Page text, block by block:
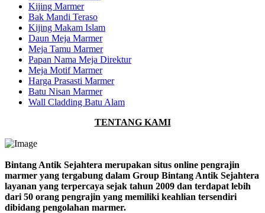
Kijing Marmer
Bak Mandi Teraso
Kijing Makam Islam
Daun Meja Marmer
Meja Tamu Marmer
Papan Nama Meja Direktur
Meja Motif Marmer
Harga Prasasti Marmer
Batu Nisan Marmer
Wall Cladding Batu Alam
TENTANG KAMI
Bintang Antik Sejahtera merupakan situs online pengrajin
marmer yang tergabung dalam Group Bintang Antik Sejahtera
layanan yang terpercaya sejak tahun 2009 dan terdapat lebih
dari 50 orang pengrajin yang memiliki keahlian tersendiri
dibidang pengolahan marmer.